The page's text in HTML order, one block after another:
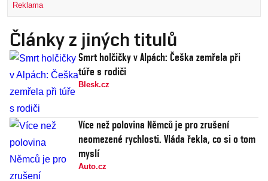
Reklama
Články z jiných titulů
Smrt holčičky v Alpách: Češka zemřela při
túře s rodiči
Blesk.cz
Více než polovina Němců je pro zrušení
neomezené rychlosti. Vláda řekla, co si o tom
myslí
Auto.cz